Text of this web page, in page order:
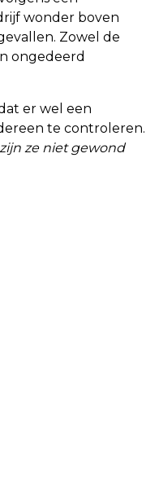
wonder boven
Zowel de
ongedeerd
er wel een
te controleren.
ze niet gewond